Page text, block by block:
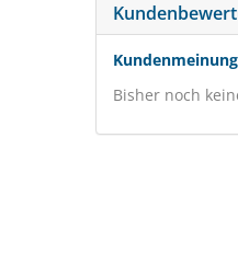
Bisher noch